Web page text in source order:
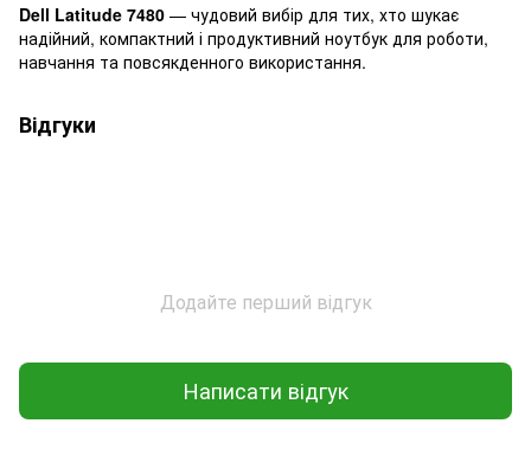
Dell Latitude 7480 — чудовий вибір для тих, хто шукає
надійний, компактний і продуктивний ноутбук для роботи,
навчання та повсякденного використання.
Відгуки
Додайте перший відгук
Написати відгук